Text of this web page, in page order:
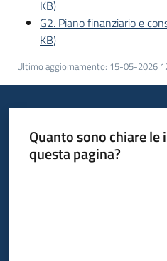
Progetti
KB)
G2. Piano finanziario e
KB)
Ultimo aggiornamento: 15-05-2026
Quanto sono chiare
questa pagina?